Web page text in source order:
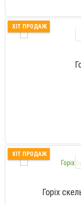
ХІТ ПРОДАЖ
ХІТ ПРОДАЖ
Горіх